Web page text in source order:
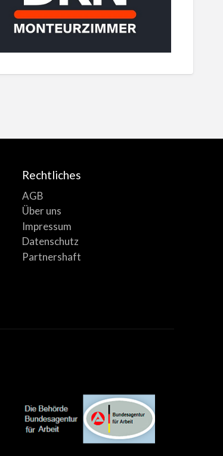
Rechtliches
AGB
Über uns
Impressum
Datenschutz
Partnershaft